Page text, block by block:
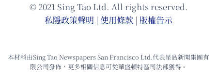
© 2021 Sing Tao Ltd. All rights reserved.
私隱政策聲明 | 使⽤條款 | 版權告⽰
本材料由Sing Tao Newspapers San Francisco Ltd.代表星島新聞集團有
限公司發佈，更多相關信息可從華盛頓特區司法部獲得。